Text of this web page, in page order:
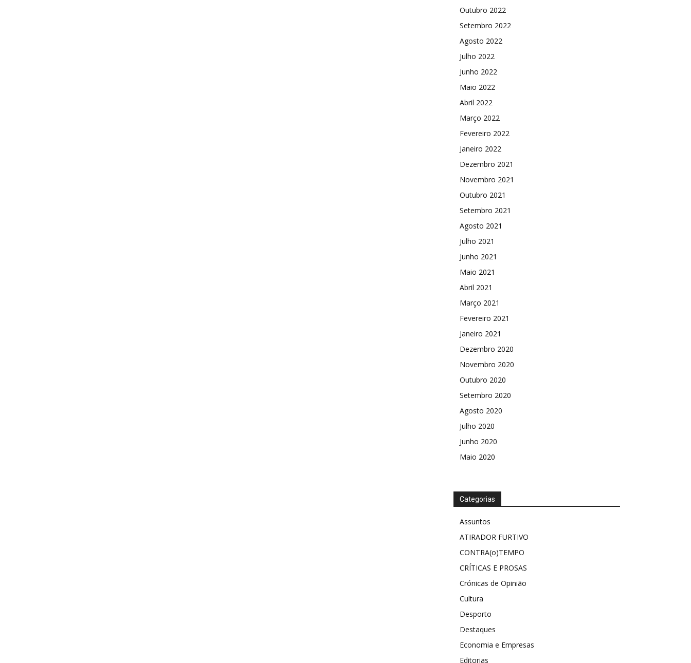
Outubro 2022
Setembro 2022
Agosto 2022
Julho 2022
Junho 2022
Maio 2022
Abril 2022
Março 2022
Fevereiro 2022
Janeiro 2022
Dezembro 2021
Novembro 2021
Outubro 2021
Setembro 2021
Agosto 2021
Julho 2021
Junho 2021
Maio 2021
Abril 2021
Março 2021
Fevereiro 2021
Janeiro 2021
Dezembro 2020
Novembro 2020
Outubro 2020
Setembro 2020
Agosto 2020
Julho 2020
Junho 2020
Maio 2020
Categorias
Assuntos
ATIRADOR FURTIVO
CONTRA(o)TEMPO
CRÍTICAS E PROSAS
Crónicas de Opinião
Cultura
Desporto
Destaques
Economia e Empresas
Editorias